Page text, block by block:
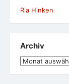
Ria Hinken
Archiv
Archiv